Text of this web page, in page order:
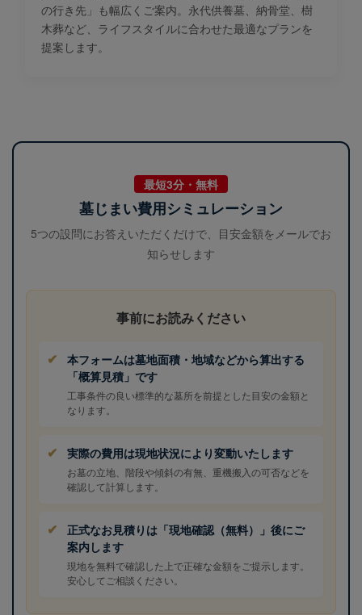
の行き先」も幅広くご案内。永代供養墓、納骨堂、樹
木葬など、ライフスタイルに合わせた最適なプランを
提案します。
最短3分・無料
墓じまい費用シミュレーション
5つの設問にお答えいただくだけで、目安金額をメールでお
知らせします
事前にお読みください
本フォームは墓地面積・地域などから算出する
「概算見積」です
工事条件の良い標準的な墓所を前提とした目安の金額と
なります。
実際の費用は現地状況により変動いたします
お墓の立地、階段や傾斜の有無、重機搬入の可否などを
確認して計算します。
正式なお見積りは「現地確認（無料）」後にご
案内します
現地を無料で確認した上で正確な金額をご提示します。
安心してご相談ください。